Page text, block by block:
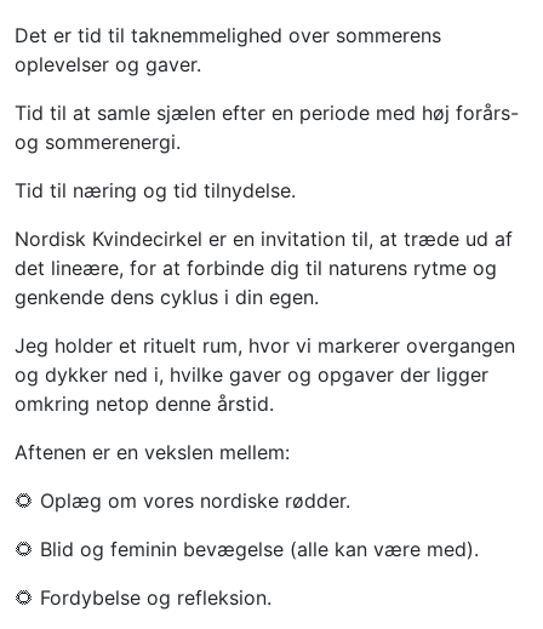
Det er tid til taknemmelighed over sommerens
oplevelser og gaver.
Tid til at samle sjælen efter en periode med høj forårs-
og sommerenergi.
Tid til næring og tid tilnydelse.
Nordisk Kvindecirkel er en invitation til, at træde ud af
det lineære, for at forbinde dig til naturens rytme og
genkende dens cyklus i din egen.
Jeg holder et rituelt rum, hvor vi markerer overgangen
og dykker ned i, hvilke gaver og opgaver der ligger
omkring netop denne årstid.
Aftenen er en vekslen mellem:
🌻 Oplæg om vores nordiske rødder.
🌻 Blid og feminin bevægelse (alle kan være med).
🌻 Fordybelse og refleksion.